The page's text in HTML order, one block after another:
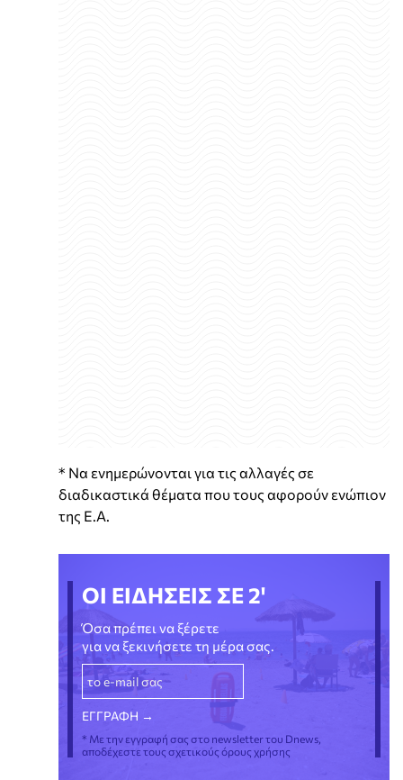
* Να ενημερώνονται για τις αλλαγές σε
διαδικαστικά θέματα που τους αφορούν ενώπιον
της Ε.Α.
ΟΙ ΕΙΔΗΣΕΙΣ ΣΕ 2'
Όσα πρέπει να ξέρετε
για να ξεκινήσετε τη μέρα σας.
* Με την εγγραφή σας στο newsletter του Dnews,
αποδέχεστε τους σχετικούς όρους χρήσης